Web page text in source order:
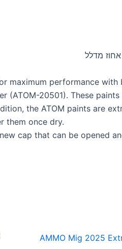
maximum performance with
(ATOM-20501). These
the ATOM paints are
them once dry.
cap that can be opened